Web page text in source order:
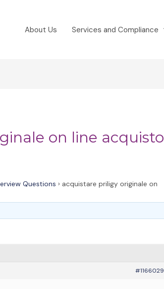
About Us Services and Compliance
on line acquisto
Questions › acquistare priligy originale on
#1166029